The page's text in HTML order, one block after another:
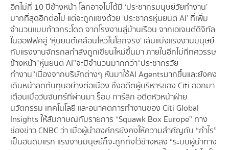
อีกไม่กี่ 10 ปีข้างหน้า โลกอาจไม่ได้มี ‘ประชากรมนุษย์วัยทำงาน’
มากที่สุดอีกต่อไป แต่จะถูกแซงด้วย ‘ประชากรหุ่นยนต์ AI’ ที่เพิ่ม
จำนวนแบบก้าวกระโดด จากโรงงานสู่บ้านเรือน จากเอเจนต์ดิจิทัล
ในออฟฟิศสู่ ‘หุ่นยนต์เคลื่อนไหวในโลกจริง’ เส้นแบ่งแรงงานมนุษย์
กับแรงงานจักรกลกำลังถูกเขียนใหม่ขึ้นมา ภายในอีกไม่กี่ทศวรรษ
ข้างหน้า “หุ่นยนต์ AI” จะมีจำนวนมากกว่า “ประชากรวัย
ทำงาน” เนื่องจากบริษัทต่างๆ หันมาใช้ AI Agents มากขึ้นและยังคง
เดินหน้าลดต้นทุนอย่างต่อเนื่อง ซึ่งอดีตผู้บริหารของ Citi ออกมา
เตือนเมื่อวันจันทร์ที่ผ่านมา ร็อบ การ์ลิก อดีตหัวหน้าฝ่าย
นวัตกรรม เทคโนโลยี และอนาคตการทำงานของ Citi Global
Insights ให้สัมภาษณ์กับรายการ “Squawk Box Europe” ทาง
ช่องข่าว CNBC ว่า เมื่อผู้นำองค์กรยังคงให้ความสำคัญกับ “กำไร”
เป็นอันดับแรก แรงงานมนุษย์ก็จะถูกทิ้งไว้ข้างหลัง “ระบบผู้นำทาง